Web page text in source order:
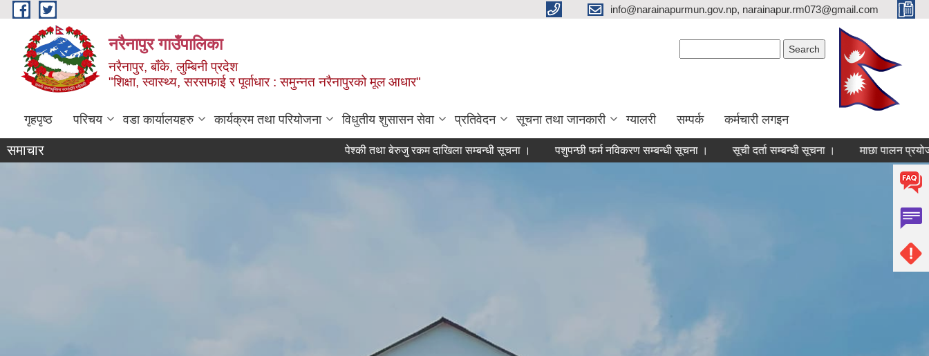
Skip to main content info@narainapurmun.gov.np, narainapur.rm073@gmail.com
नरैनापुर गाउँपालिका
नरैनापुर, बाँके, लुम्बिनी प्रदेश
"शिक्षा, स्वास्थ्य, सरसफाई र पूर्वाधार : समुन्नत नरैनापुरको मूल आधार"
गृहपृष्ठ परिचय वडा कार्यालयहरु कार्यक्रम तथा परियोजना विधुतीय शुसासन सेवा प्रतिवेदन सूचना तथा जानकारी ग्यालरी सम्पर्क कर्मचारी लगइन
समाचार पेश्की तथा बेरुजु रकम दाखिला सम्बन्धी सूचना । पशुपन्छी फर्म नविकरण सम्बन्धी सूचना । सूची दर्ता सम्बन्धी सूचना । माछा पालन प्रयोजनका लागि